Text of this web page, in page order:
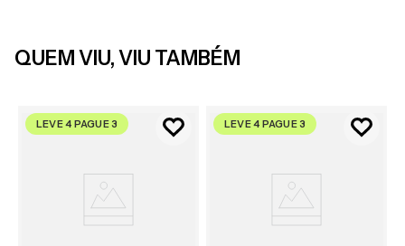
QUEM VIU, VIU TAMBÉM
LEVE 4 PAGUE 3 LEVE 4 PAGUE 3